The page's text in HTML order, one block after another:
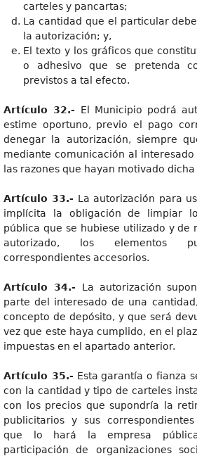
carteles y pancartas;
La cantidad que el particular
la autorización; y,
El texto y los gráficos que
o adhesivo que se pretenda
previstos a tal efecto.
Artículo 32.- El Municipio podrá
estime oportuno, previo el pago
denegar la autorización, siempre
mediante comunicación al
las razones que hayan motivado
Artículo 33.- La autorización para
implícita la obligación de limpiar
pública que se hubiese utilizado y de
autorizado, los elementos
correspondientes accesorios.
Artículo 34.- La autorización
parte del interesado de una
concepto de depósito, y que será
vez que este haya cumplido, en el
impuestas en el apartado anterior.
Artículo 35.- Esta garantía o fianza
con la cantidad y tipo de carteles
con los precios que supondría la
publicitarios y sus
que lo hará la empresa
participación de organizaciones